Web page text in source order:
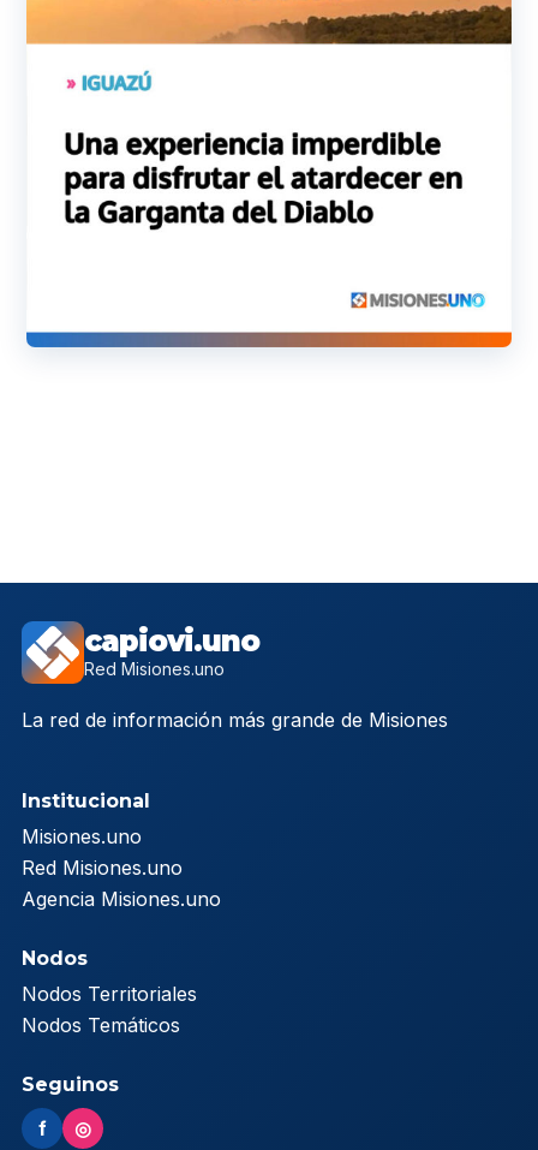
capiovi.uno
Red Misiones.uno
La red de información más grande de Misiones
Institucional
Misiones.uno
Red Misiones.uno
Agencia Misiones.uno
Nodos
Nodos Territoriales
Nodos Temáticos
Seguinos
f ◎